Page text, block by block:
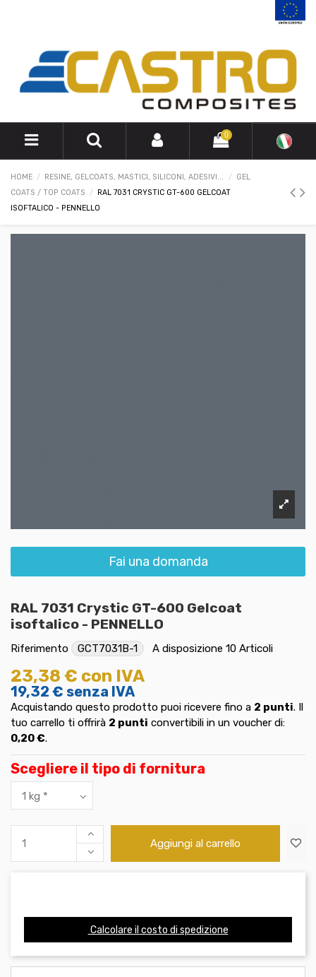
0
HOME RESINE, GELCOATS, MASTICI, SILICONI, ADESIVI...
GEL
COATS / TOP COATS
RAL 7031 CRYSTIC GT-600 GELCOAT
ISOFTALICO - PENNELLO
Fai una domanda
RAL 7031 Crystic GT-600 Gelcoat
isoftalico - PENNELLO
Riferimento GCT7031B-1 A disposizione 10 Articoli
23,38 € con IVA
19,32 € senza IVA
Acquistando questo prodotto puoi ricevere fino a 2 punti. Il
tuo carrello ti offrirà 2 punti convertibili in un voucher di:
0,20 €.
Scegliere il tipo di fornitura
Aggiungi al carrello
Calcolare il costo di spedizione